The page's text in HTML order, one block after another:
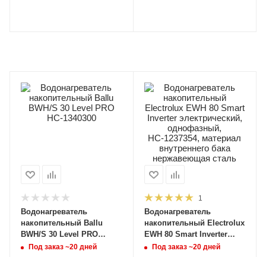
Водонагреватель
накопительный Ballu
BWH/S 30 Level PRO
НС-1340300
Под заказ ~20 дней
1
Водонагреватель
накопительный Electrolux
EWH 80 Smart Inverter
электрический,
Под заказ ~20 дней